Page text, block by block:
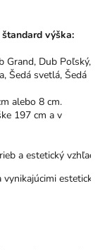
štandard výška:
Grand, Dub Poľský,
Šedá svetlá, Šedá
alebo 8 cm.
197 cm a v
a estetický vzhľad –